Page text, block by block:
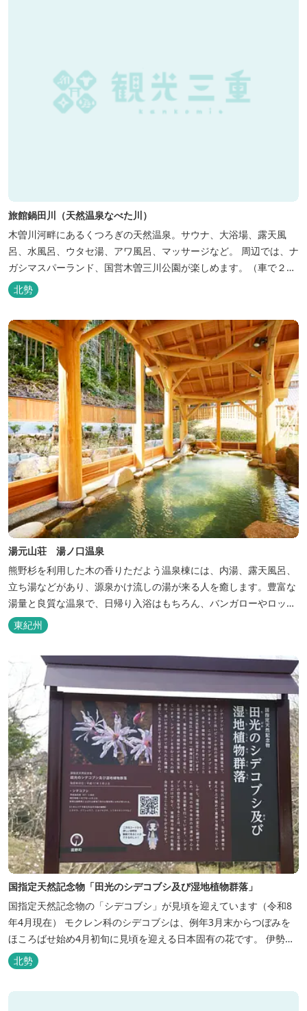
旅館鍋田川（天然温泉なべた川）
木曽川河畔にあるくつろぎの天然温泉。サウナ、大浴場、露天風
呂、水風呂、ウタセ湯、アワ風呂、マッサージなど。 周辺では、ナ
ガシマスパーランド、国営木曽三川公園が楽しめます。（車で２０
分）
北勢
湯元山荘 湯ノ口温泉
熊野杉を利用した木の香りただよう温泉棟には、内湯、露天風呂、
立ち湯などがあり、源泉かけ流しの湯が来る人を癒します。豊富な
湯量と良質な温泉で、日帰り入浴はもちろん、バンガローやロッジ
などの宿泊施設も備えているので、宿泊しながらゆったりと温泉を
楽しむ人も多いです。
東紀州
国指定天然記念物「田光のシデコブシ及び湿地植物群落」
国指定天然記念物の「シデコブシ」が見頃を迎えています（令和8
年4月現在） モクレン科のシデコブシは、例年3月末からつぼみを
ほころばせ始め4月初旬に見頃を迎える日本固有の花です。 伊勢湾
周辺の狭い範囲に自生するシデコブシは、三重県内ではいなべ市、
菰野町、四日市市などの北勢地方に見られ これらの自生地は日本に
おけるシデコブシ天然分布の西の端にあたります。 約500万年前に
北勢